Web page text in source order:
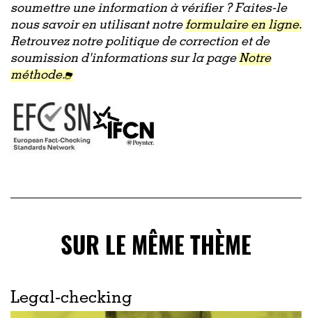
soumettre une information à vérifier ? Faites-le
nous savoir en utilisant notreformulaire en ligne.
Retrouvez notre politique de correction et de
soumission d'informations sur la pageNotre
méthode.
SUR LE MÊME THÈME
Legal-checking